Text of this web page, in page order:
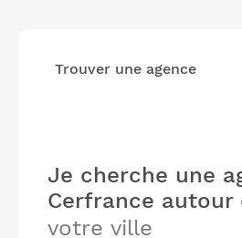
Trouver une agence
Je cherche une
Cerfrance autour